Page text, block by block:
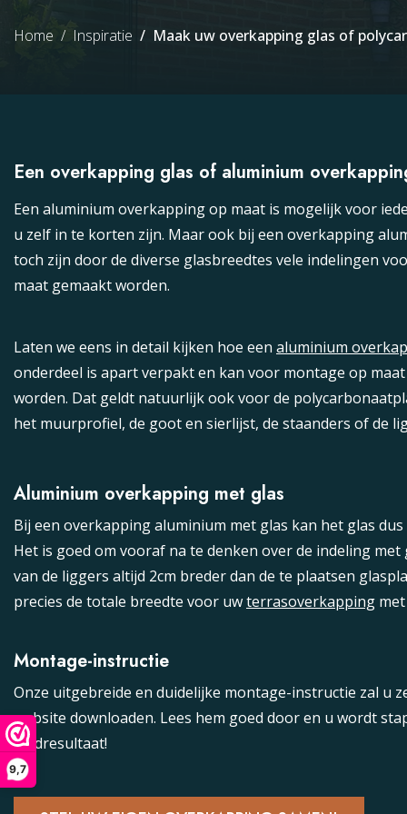
9,7
Home Inspiratie Maak uw overkapping glas of
Een overkapping glas of aluminium
Een aluminium overkapping op maat is mogelijk voor
u zelf in te korten zijn. Maar ook bij een overkapping
toch zijn door de diverse glasbreedtes vele indelingen
maat gemaakt worden.
Laten we eens in detail kijken hoe een aluminium
onderdeel is apart verpakt en kan voor montage op
worden. Dat geldt natuurlijk ook voor de
het muurprofiel, de goot en sierlijst, de staanders of de
Aluminium overkapping met glas
Bij een overkapping aluminium met glas kan het glas
Het is goed om vooraf na te denken over de indeling
van de liggers altijd 2cm breder dan de te plaatsen
precies de totale breedte voor uwterrasoverkapping
Montage-instructie
Onze uitgebreide en duidelijke montage-instructie zal u
website downloaden. Lees hem goed door en u wordt
eindresultaat!
9.6
9.6 (77)